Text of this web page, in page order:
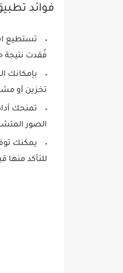
فوائد
تستطيع
فُقدت نتيجة
بإمكانك
تخزين أو
تمنحك
الصور
يمكنك
للتأكد منها